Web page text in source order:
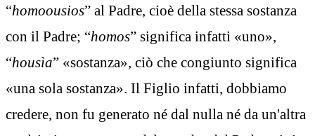
“homoousios” al Padre, cioè della stessa sostanza
con il Padre; “homos” significa infatti «uno»,
“housìa” «sostanza», ciò che congiunto significa
«una sola sostanza». Il Figlio infatti, dobbiamo
credere, non fu generato né dal nulla né da un'altra